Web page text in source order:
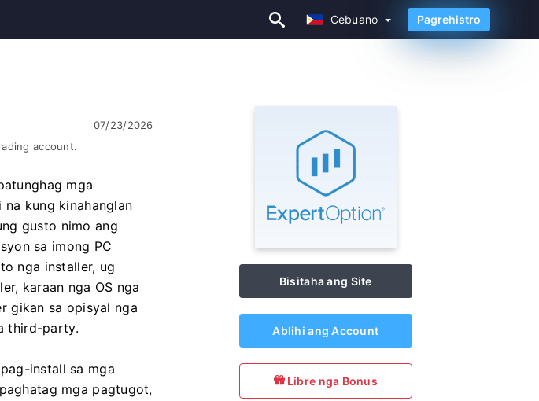
Cebuano
Cebuano Pagrehistro
account.
07/23/2026
mga
kung kinahanglan
gusto nimo ang
sa imong PC
nga installer, ug
karaan nga OS nga
gikan sa opisyal nga
third-party.
install sa mga
mga pagtugot,
Bisitaha ang Site
Ablihi ang Account
Libre nga Bonus